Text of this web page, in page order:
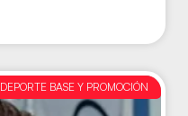
DEPORTE BASE Y PROMOCIÓN